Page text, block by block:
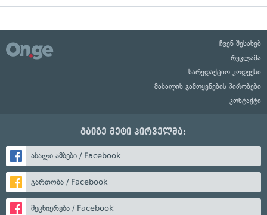
ჩვენ შესახებ
რეკლამა
სარედაქციო კოდექსი
მასალის გამოყენების პირობები
კონტაქტი
გაიგე მეტი პირველმა:
ახალი ამბები / Facebook
გართობა / Facebook
მეცნიერება / Facebook